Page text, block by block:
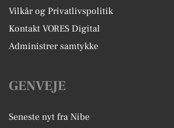
Vilkår og Privatlivspolitik
Kontakt VORES Digital
Administrer samtykke
GENVEJE
Seneste nyt fra Nibe